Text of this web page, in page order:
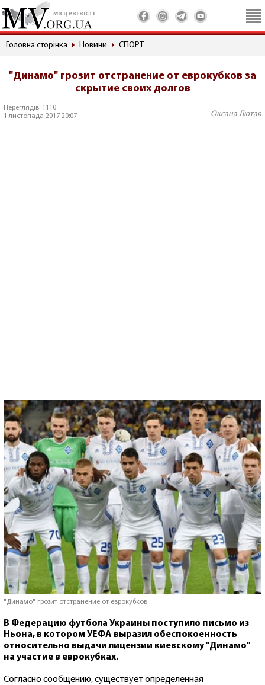
місцеві вісті
Головна сторінка Новини СПОРТ
"Динамо" грозит отстранение от еврокубков за
скрытие своих долгов
Переглядів: 1110
1 листопада 2017 20:07
Оксана Лютая
"Динамо" грозит отстранение от еврокубков
В Федерацию футбола Украины поступило письмо из
Ньона, в котором УЕФА выразил обеспокоенность
относительно выдачи лицензии киевскому "Динамо"
на участие в еврокубках.
Согласно сообщению, существует определенная